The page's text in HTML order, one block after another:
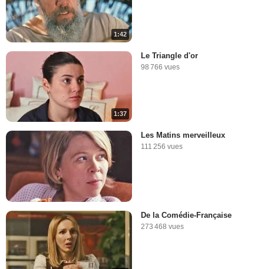
1:42
1:37
Le Triangle d'or
98 766 vues
Les Matins merveilleux
111 256 vues
De la Comédie-Française
273 468 vues